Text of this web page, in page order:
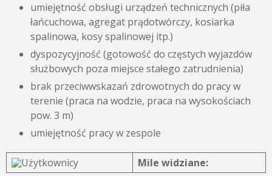
umiejętność obsługi urządzeń technicznych (piła
łańcuchowa, agregat prądotwórczy, kosiarka
spalinowa, kosy spalinowej itp.)
dyspozycyjność (gotowość do częstych wyjazdów
służbowych poza miejsce stałego zatrudnienia)
brak przeciwwskazań zdrowotnych do pracy w
terenie (praca na wodzie, praca na wysokościach
pow. 3 m)
umiejętność pracy w zespole
Mile widziane: